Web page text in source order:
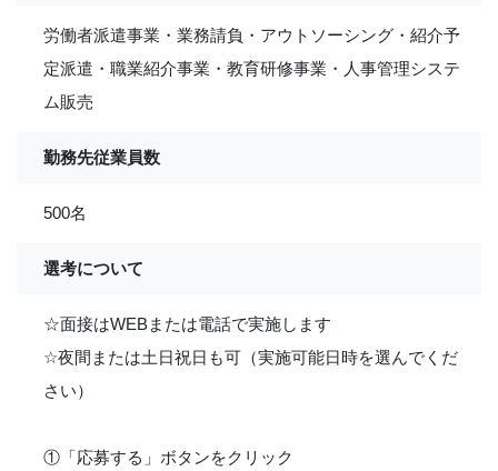
労働者派遣事業・業務請負・アウトソーシング・紹介予
定派遣・職業紹介事業・教育研修事業・人事管理システ
ム販売
勤務先従業員数
500名
選考について
☆面接はWEBまたは電話で実施します
☆夜間または土日祝日も可（実施可能日時を選んでくだ
さい）
①「応募する」ボタンをクリック